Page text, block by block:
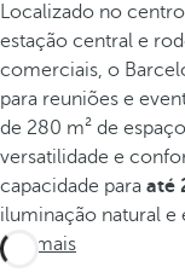
Localizado no
estação central e
comerciais, o
para reuniões e
de 280 m² de
versatilidade e
capacidade para até
iluminação natural e
Ver mais